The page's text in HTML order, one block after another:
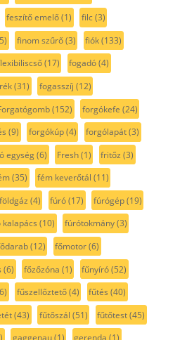
feszítő emelő(1) filc(3)
finom szűrő(3) fiók(133)
(17) fogadó(4)
(31) fogasszíj (12)
(152) forgókefe (24)
(9) forgókúp(4) forgólapát(3)
egység(6) Fresh(1) fritőz (3)
(35) fém keverőtál (11)
földgáz (4) fúró(17) fúrógép(19)
(10) fúrótokmány(3)
(12) főmotor(6)
(6) főzőzóna (1) fűnyíró(52)
fűszellőztető(4) fűtés (40)
(43) fűtőszál (51) fűtőtest(45)